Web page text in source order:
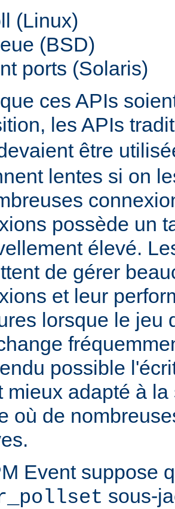
(Linux)
(BSD)
ports (Solaris)
ces APIs
les APIs
être
lentes si on
possède un
élevé.
de gérer
et leur
lorsque le jeu
possible
mieux adapté à
où de
Event suppose
sous-